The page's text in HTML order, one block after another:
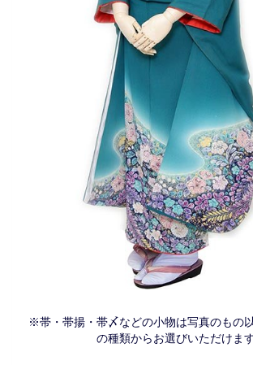
※帯・帯揚・帯〆などの小物は写真のもの
の種類からお選びいただけます